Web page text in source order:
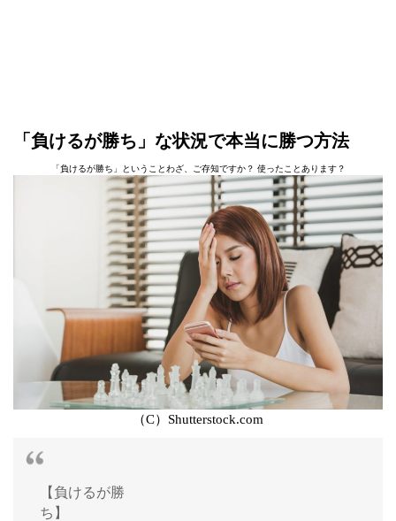
「負けるが勝ち」な状況で本当に勝つ方法
「負けるが勝ち」ということわざ、ご存知ですか？ 使ったことあります？
（C）Shutterstock.com
【負けるが勝
ち